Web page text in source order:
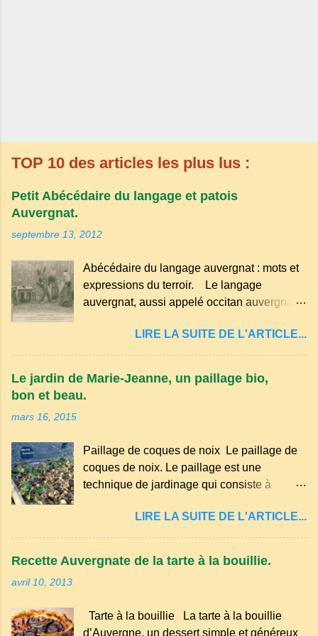
TOP 10 des articles les plus lus :
Petit Abécédaire du langage et patois
Auvergnat.
septembre 13, 2012
Abécédaire du langage auvergnat : mots et
expressions du terroir. Le langage
auvergnat, aussi appelé occitan auvergnat ,
principalement en Auvergne et dans
certaines parties du Massif central . Il
et est classé parmi les dialectes du nord-
Par exemple, on trouve des mots typiques
comme "agourer" (s'accroupir) ou "aze"
(âne, utilisé aussi pour désigner quelqu'un
Auvergne particulièrement du Puy-de-
Dôme . A Adrillier : arbres de la famille...
LIRE LA SUITE DE L'ARTICLE...
Le jardin de Marie-Jeanne, un paillage bio,
bon et beau.
mars 16, 2015
Paillage de coques de noix Le paillage de
coques de noix. Le paillage est une
technique de jardinage qui consiste à
organiques, minéraux ou synthétiques pour
le protéger et améliorer sa fertilité. Il
présente plusieurs avantages : Réduction
des arrosages : Le paillage limite
empêche la lumière d'atteindre le sol, ce qui
LIRE LA SUITE DE L'ARTICLE...
Recette Auvergnate de la tarte à la bouillie.
avril 10, 2013
Tarte à la bouillie La tarte à la bouillie
d’Auvergne, un dessert simple et généreux